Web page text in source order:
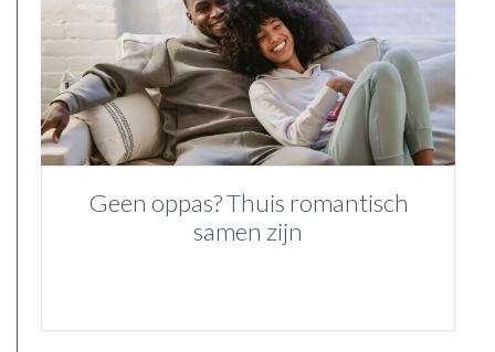
Geen oppas? Thuis romantisch
samen zijn